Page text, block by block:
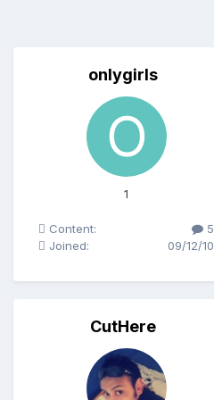
onlygirls
1
Content:
5
Joined:
09/12/10
CutHere